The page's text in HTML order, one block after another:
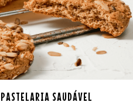
PASTELARIA SAUDÁVEL